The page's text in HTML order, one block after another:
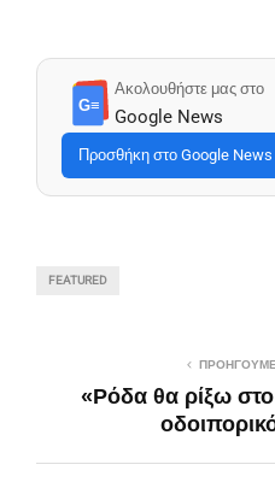
G≡
Ακολουθήστε μας στο
Google News
Προσθήκη στο Google News
FEATURED
«Ρόδα θα ρίξω